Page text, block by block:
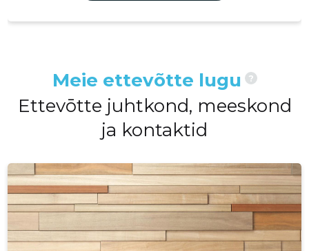
Meie ettevõtte lugu ?
Ettevōtte juhtkond, meeskond
ja kontaktid